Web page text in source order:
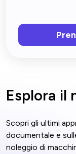
Esplora il
Scopri gli ultimi
documentale e
noleggio di